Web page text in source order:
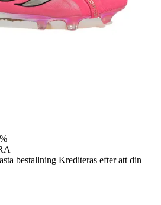
bestallning Krediteras efter att din